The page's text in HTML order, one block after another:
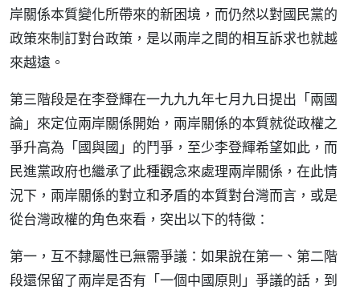
岸關係本質變化所帶來的新困境，而仍然以對國民黨的
政策來制訂對台政策，是以兩岸之間的相互訴求也就越
來越遠。
第三階段是在李登輝在一九九九年七月九日提出「兩國
論」來定位兩岸關係開始，兩岸關係的本質就從政權之
爭升高為「國與國」的鬥爭，至少李登輝希望如此，而
民進黨政府也繼承了此種觀念來處理兩岸關係，在此情
況下，兩岸關係的對立和矛盾的本質對台灣而言，或是
從台灣政權的角色來看，突出以下的特徵：
第一，互不隸屬性已無需爭議：如果說在第一、第二階
段還保留了兩岸是否有「一個中國原則」爭議的話，到